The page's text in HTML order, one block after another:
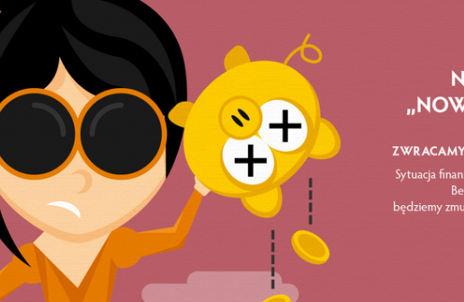
Podhala mają dość nieprzygotowanych turystów,
na niewłaściwych oponach – powodują
temat obowiązku używania opon zimowych w górach
wraz z pierwszymi opadami śniegu. Górale liczą w tej
wciąż nie brakuje kierowców, którzy wybierają się na
pojazdem. I nie chodzi tu wcale o specjalistyczny